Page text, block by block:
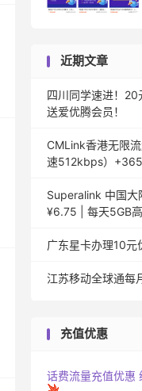
近期文章
四川同学速进！
送爱优腾会员！
CMLink香港无限
速512kbps）
Superalink 中国大
¥6.75 | 每天5GB
广东星卡办理10元
江苏移动全球通每
充值优惠
话费流量充值优惠